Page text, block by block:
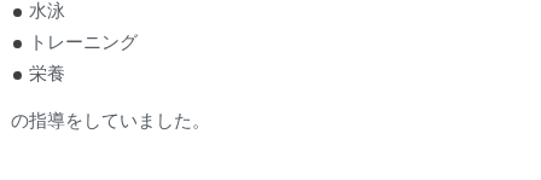
水泳
トレーニング
栄養
の指導をしていました。